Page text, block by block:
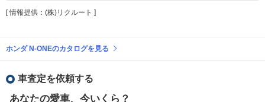
[ 情報提供：(株)リクルート ]
ホンダ N-ONEのカタログを見る
車査定を依頼する
あなたの愛車、今いくら？